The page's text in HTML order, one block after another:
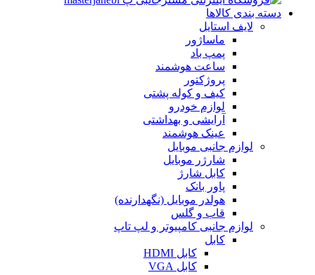
دسته بندی کالاها
لایف استایل
ماساژور
پمپ باد
ساعت هوشمند
پروژکتور
کیف و کوله پشتی
لوازم خودرو
آرایشی و بهداشتی
عینک هوشمند
لوازم جانبی موبایل
شارژر موبایل
کابل شارژ
پاور بانک
هولدر موبایل (نگهدارنده)
قاب و گلس
لوازم جانبی کامپیوتر و لپ تاپ
کابل
کابل HDMI
کابل VGA